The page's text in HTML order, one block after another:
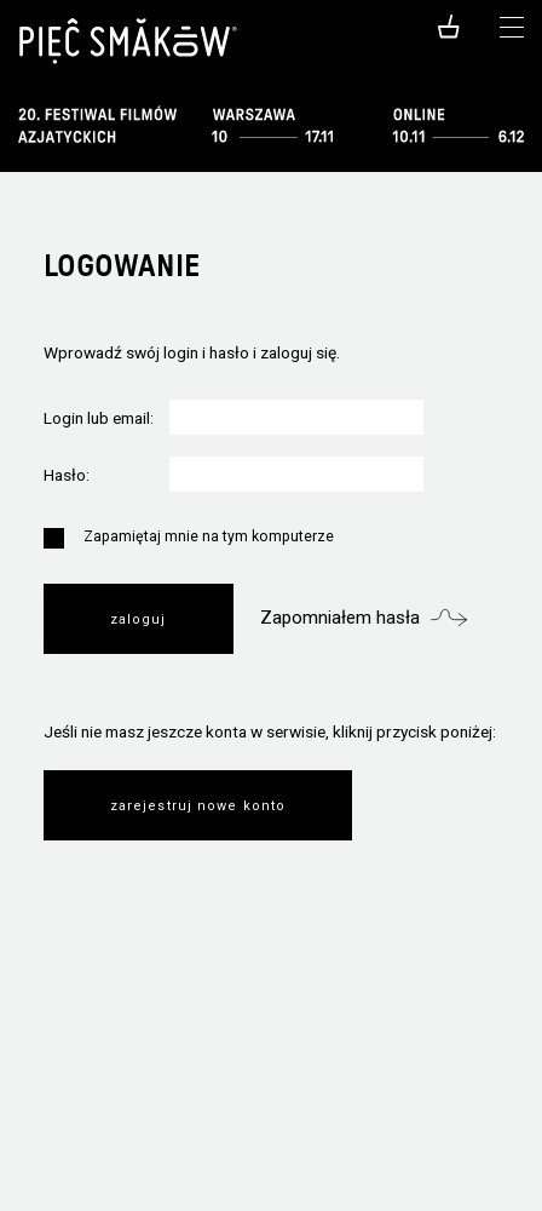
LOGOWANIE
Wprowadź swój login i hasło i zaloguj się.
Login lub email:
Hasło:
Zapamiętaj mnie na tym komputerze
Zapomniałem hasła
Jeśli nie masz jeszcze konta w serwisie, kliknij przycisk poniżej:
zarejestruj nowe konto